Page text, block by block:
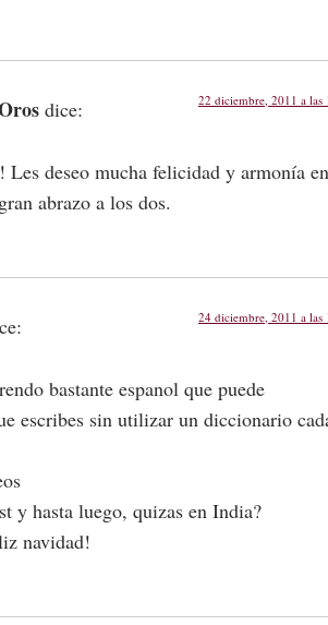
dice: 22 diciembre, 2011 a las
deseo mucha felicidad y armonía
abrazo a los dos.
24 diciembre, 2011 a las
bastante espanol que puede
escribes sin utilizar un diccionario
y hasta luego, quizas en India?
navidad!